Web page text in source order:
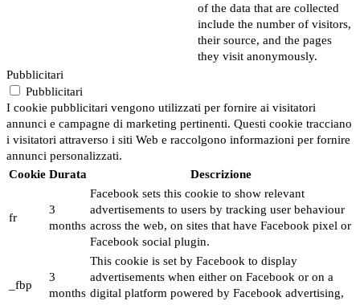
of the data that are collected
include the number of visitors,
their source, and the pages
they visit anonymously.
Pubblicitari
Pubblicitari
I cookie pubblicitari vengono utilizzati per fornire ai visitatori
annunci e campagne di marketing pertinenti. Questi cookie tracciano
i visitatori attraverso i siti Web e raccolgono informazioni per fornire
annunci personalizzati.
Cookie Durata Descrizione
fr
3
months
Facebook sets this cookie to show relevant
advertisements to users by tracking user behaviour
across the web, on sites that have Facebook pixel or
Facebook social plugin.
_fbp
3
months
This cookie is set by Facebook to display
advertisements when either on Facebook or on a
digital platform powered by Facebook advertising,